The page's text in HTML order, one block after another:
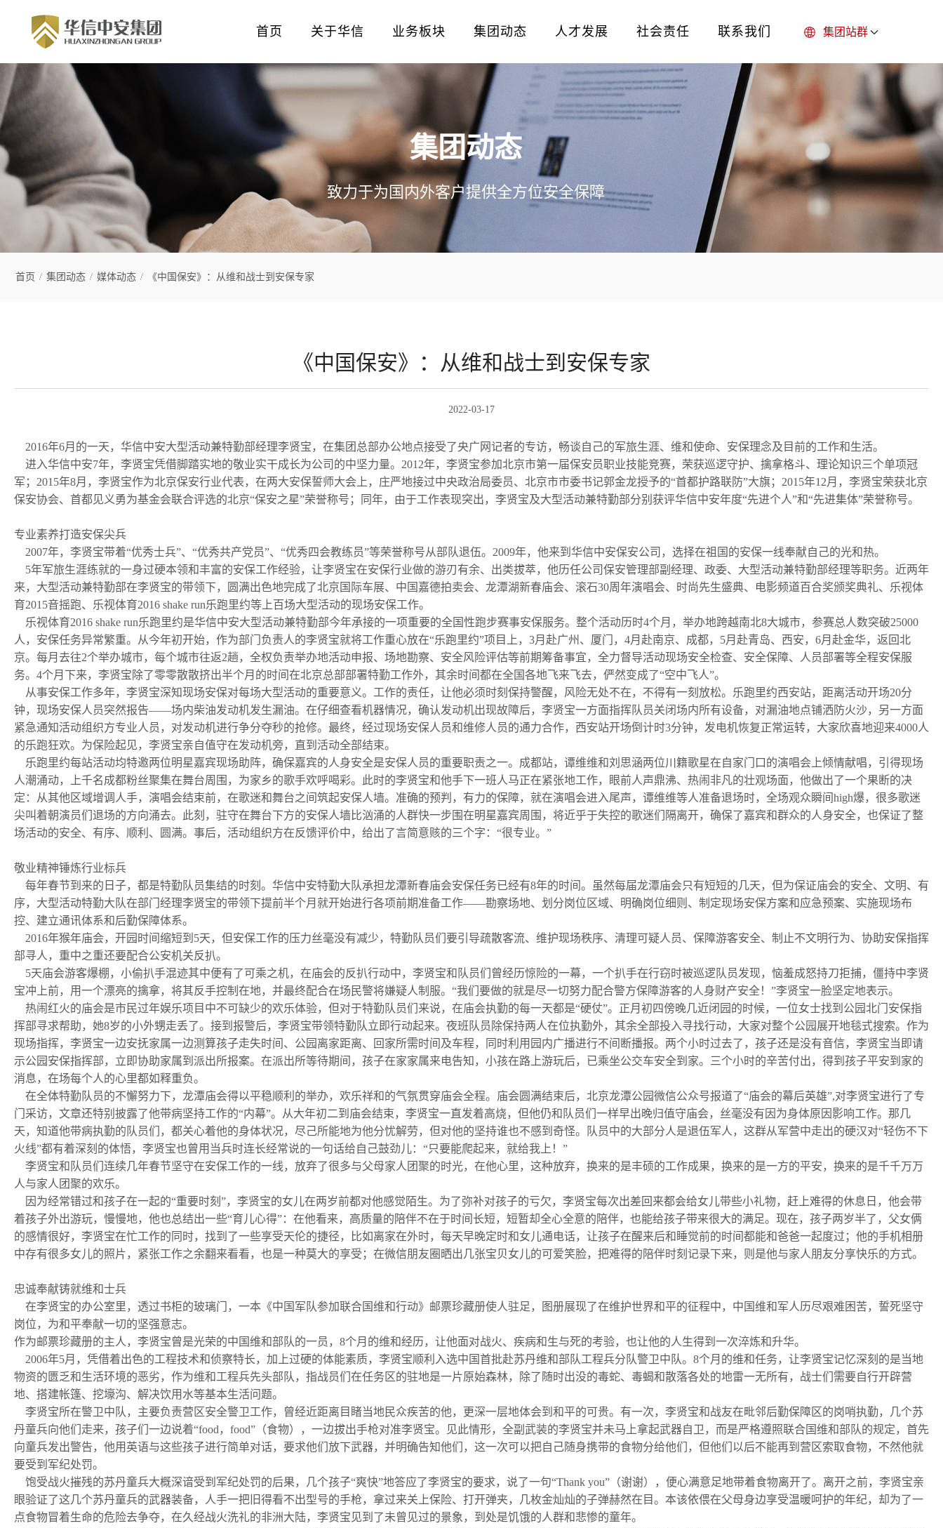
集团动态
致力于为国内外客户提供全方位安全保障
首页 / 集团动态 / 媒体动态 / 《中国保安》：从维和战士到安保专家
《中国保安》：从维和战士到安保专家
2022-03-17
2016年6月的一天，华信中安大型活动兼特勤部经理李贤宝，在集团总部办公地点接受了央广网记者的专访，畅谈自己的军旅生涯、维和使命、安保理念及目前的工作和生活。
进入华信中安7年，李贤宝凭借脚踏实地的敬业实干成长为公司的中坚力量。2012年，李贤宝参加北京市第一届保安员职业技能竞赛，荣获巡逻守护、擒拿格斗、理论知识三个单项冠
军；2015年8月，李贤宝作为北京保安行业代表，在两大安保誓师大会上，庄严地接过中央政治局委员、北京市市委书记郭金龙授予的“首都护路联防”大旗；2015年12月，李贤宝荣获北京
保安协会、首都见义勇为基金会联合评选的北京“保安之星”荣誉称号；同年，由于工作表现突出，李贤宝及大型活动兼特勤部分别获评华信中安年度“先进个人”和“先进集体”荣誉称号。
专业素养打造安保尖兵
2007年，李贤宝带着“优秀士兵”、“优秀共产党员”、“优秀四会教练员”等荣誉称号从部队退伍。2009年，他来到华信中安保安公司，选择在祖国的安保一线奉献自己的光和热。
5年军旅生涯练就的一身过硬本领和丰富的安保工作经验，让李贤宝在安保行业做的游刃有余、出类拔萃，他历任公司保安管理部副经理、政委、大型活动兼特勤部经理等职务。近两年
来，大型活动兼特勤部在李贤宝的带领下，圆满出色地完成了北京国际车展、中国嘉德拍卖会、龙潭湖新春庙会、滚石30周年演唱会、时尚先生盛典、电影频道百合奖颁奖典礼、乐视体
育2015音摇跑、乐视体育2016 shake run乐跑里约等上百场大型活动的现场安保工作。
乐视体育2016 shake run乐跑里约是华信中安大型活动兼特勤部今年承接的一项重要的全国性跑步赛事安保服务。整个活动历时4个月，举办地跨越南北8大城市，参赛总人数突破25000
人，安保任务异常繁重。从今年初开始，作为部门负责人的李贤宝就将工作重心放在“乐跑里约”项目上，3月赴广州、厦门，4月赴南京、成都，5月赴青岛、西安，6月赴金华，返回北
京。每月去往2个举办城市，每个城市往返2趟，全权负责举办地活动申报、场地勘察、安全风险评估等前期筹备事宜，全力督导活动现场安全检查、安全保障、人员部署等全程安保服
务。4个月下来，李贤宝除了零零散散挤出半个月的时间在北京总部部署特勤工作外，其余时间都在全国各地飞来飞去，俨然变成了“空中飞人”。
从事安保工作多年，李贤宝深知现场安保对每场大型活动的重要意义。工作的责任，让他必须时刻保持警醒，风险无处不在，不得有一刻放松。乐跑里约西安站，距离活动开场20分
钟，现场安保人员突然报告——场内柴油发动机发生漏油。在仔细查看机器情况，确认发动机出现故障后，李贤宝一方面指挥队员关闭场内所有设备，对漏油地点铺洒防火沙，另一方面
紧急通知活动组织方专业人员，对发动机进行争分夺秒的抢修。最终，经过现场安保人员和维修人员的通力合作，西安站开场倒计时3分钟，发电机恢复正常运转，大家欣喜地迎来4000人
的乐跑狂欢。为保险起见，李贤宝亲自值守在发动机旁，直到活动全部结束。
乐跑里约每站活动均特邀两位明星嘉宾现场助阵，确保嘉宾的人身安全是安保人员的重要职责之一。成都站，谭维维和刘思涵两位川籍歌星在自家门口的演唱会上倾情献唱，引得现场
人潮涌动，上千名成都粉丝聚集在舞台周围，为家乡的歌手欢呼喝彩。此时的李贤宝和他手下一班人马正在紧张地工作，眼前人声鼎沸、热闹非凡的壮观场面，他做出了一个果断的决
定：从其他区域增调人手，演唱会结束前，在歌迷和舞台之间筑起安保人墙。准确的预判，有力的保障，就在演唱会进入尾声，谭维维等人准备退场时，全场观众瞬间high爆，很多歌迷
尖叫着朝演员们退场的方向涌去。此刻，驻守在舞台下方的安保人墙比汹涌的人群快一步围在明星嘉宾周围，将近乎于失控的歌迷们隔离开，确保了嘉宾和群众的人身安全，也保证了整
场活动的安全、有序、顺利、圆满。事后，活动组织方在反馈评价中，给出了言简意赅的三个字：“很专业。”
敬业精神锤炼行业标兵
每年春节到来的日子，都是特勤队员集结的时刻。华信中安特勤大队承担龙潭新春庙会安保任务已经有8年的时间。虽然每届龙潭庙会只有短短的几天，但为保证庙会的安全、文明、有
序，大型活动特勤大队在部门经理李贤宝的带领下提前半个月就开始进行各项前期准备工作——勘察场地、划分岗位区域、明确岗位细则、制定现场安保方案和应急预案、实施现场布
控、建立通讯体系和后勤保障体系。
2016年猴年庙会，开园时间缩短到5天，但安保工作的压力丝毫没有减少，特勤队员们要引导疏散客流、维护现场秩序、清理可疑人员、保障游客安全、制止不文明行为、协助安保指挥
部寻人，重中之重还要配合公安机关反扒。
5天庙会游客爆棚，小偷扒手混迹其中便有了可乘之机，在庙会的反扒行动中，李贤宝和队员们曾经历惊险的一幕，一个扒手在行窃时被巡逻队员发现，恼羞成怒持刀拒捕，僵持中李贤
宝冲上前，用一个漂亮的擒拿，将其反手控制在地，并最终配合在场民警将嫌疑人制服。“我们要做的就是尽一切努力配合警方保障游客的人身财产安全！”李贤宝一脸坚定地表示。
热闹红火的庙会是市民过年娱乐项目中不可缺少的欢乐体验，但对于特勤队员们来说，在庙会执勤的每一天都是“硬仗”。正月初四傍晚几近闭园的时候，一位女士找到公园北门安保指
挥部寻求帮助，她8岁的小外甥走丢了。接到报警后，李贤宝带领特勤队立即行动起来。夜班队员除保持两人在位执勤外，其余全部投入寻找行动，大家对整个公园展开地毯式搜索。作为
现场指挥，李贤宝一边安抚家属一边测算孩子走失时间、公园离家距离、回家所需时间及车程，同时利用园内广播进行不间断播报。两个小时过去了，孩子还是没有音信，李贤宝当即请
示公园安保指挥部，立即协助家属到派出所报案。在派出所等待期间，孩子在家家属来电告知，小孩在路上游玩后，已乘坐公交车安全到家。三个小时的辛苦付出，得到孩子平安到家的
消息，在场每个人的心里都如释重负。
在全体特勤队员的不懈努力下，龙潭庙会得以平稳顺利的举办，欢乐祥和的气氛贯穿庙会全程。庙会圆满结束后，北京龙潭公园微信公众号报道了“庙会的幕后英雄”,对李贤宝进行了专
门采访，文章还特别披露了他带病坚持工作的“内幕”。从大年初二到庙会结束，李贤宝一直发着高烧，但他仍和队员们一样早出晚归值守庙会，丝毫没有因为身体原因影响工作。那几
天，知道他带病执勤的队员们，都关心着他的身体状况，尽己所能地为他分忧解劳，但对他的坚持谁也不感到奇怪。队员中的大部分人是退伍军人，这群从军营中走出的硬汉对“轻伤不下
火线”都有着深刻的体悟，李贤宝也曾用当兵时连长经常说的一句话给自己鼓劲儿：“只要能爬起来，就给我上！”
李贤宝和队员们连续几年春节坚守在安保工作的一线，放弃了很多与父母家人团聚的时光，在他心里，这种放弃，换来的是丰硕的工作成果，换来的是一方的平安，换来的是千千万万
人与家人团聚的欢乐。
因为经常错过和孩子在一起的“重要时刻”，李贤宝的女儿在两岁前都对他感觉陌生。为了弥补对孩子的亏欠，李贤宝每次出差回来都会给女儿带些小礼物，赶上难得的休息日，他会带
着孩子外出游玩，慢慢地，他也总结出一些“育儿心得”：在他看来，高质量的陪伴不在于时间长短，短暂却全心全意的陪伴，也能给孩子带来很大的满足。现在，孩子两岁半了，父女俩
的感情很好，李贤宝在忙工作的同时，找到了一些享受天伦的捷径，比如离家在外时，每天早晚定时和女儿通电话，让孩子在醒来后和睡觉前的时间都能和爸爸一起度过；他的手机相册
中存有很多女儿的照片，紧张工作之余翻来看看，也是一种莫大的享受；在微信朋友圈晒出几张宝贝女儿的可爱笑脸，把难得的陪伴时刻记录下来，则是他与家人朋友分享快乐的方式。
忠诚奉献铸就维和士兵
在李贤宝的办公室里，透过书柜的玻璃门，一本《中国军队参加联合国维和行动》邮票珍藏册使人驻足，图册展现了在维护世界和平的征程中，中国维和军人历尽艰难困苦，誓死坚守
岗位，为和平奉献一切的坚强意志。
作为邮票珍藏册的主人，李贤宝曾是光荣的中国维和部队的一员，8个月的维和经历，让他面对战火、疾病和生与死的考验，也让他的人生得到一次淬炼和升华。
2006年5月，凭借着出色的工程技术和侦察特长，加上过硬的体能素质，李贤宝顺利入选中国首批赴苏丹维和部队工程兵分队警卫中队。8个月的维和任务，让李贤宝记忆深刻的是当地
物资的匮乏和生活环境的恶劣，作为维和工程兵先头部队，指战员们在任务区的驻地是一片原始森林，除了随时出没的毒蛇、毒蝎和散落各处的地雷一无所有，战士们需要自行开辟营
地、搭建帐篷、挖壕沟、解决饮用水等基本生活问题。
李贤宝所在警卫中队，主要负责营区安全警卫工作，曾经近距离目睹当地民众疾苦的他，更深一层地体会到和平的可贵。有一次，李贤宝和战友在毗邻后勤保障区的岗哨执勤，几个苏
丹童兵向他们走来，孩子们一边说着“food，food”（食物），一边拔出手枪对准李贤宝。见此情形，全副武装的李贤宝并未马上拿起武器自卫，而是严格遵照联合国维和部队的规定，首先
向童兵发出警告，他用英语与这些孩子进行简单对话，要求他们放下武器，并明确告知他们，这一次可以把自己随身携带的食物分给他们，但他们以后不能再到营区索取食物，不然他就
要受到军纪处罚。
饱受战火摧残的苏丹童兵大概深谙受到军纪处罚的后果，几个孩子“爽快”地答应了李贤宝的要求，说了一句“Thank you”（谢谢），便心满意足地带着食物离开了。离开之前，李贤宝亲
眼验证了这几个苏丹童兵的武器装备，人手一把旧得看不出型号的手枪，拿过来关上保险、打开弹夹，几枚金灿灿的子弹赫然在目。本该依偎在父母身边享受温暖呵护的年纪，却为了一
点食物冒着生命的危险去争夺，在久经战火洗礼的非洲大陆，李贤宝见到了未曾见过的景象，到处是饥饿的人群和悲惨的童年。
首页 关于华信 业务板块 集团动态 人才发展 社会责任 联系我们 集团站群选择语言